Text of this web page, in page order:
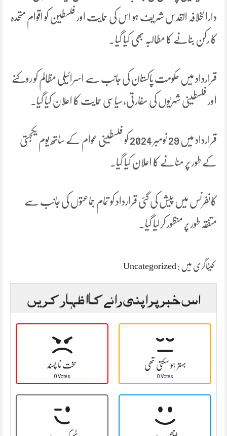
دارالخلافہ القدس شریف ہو اس کی حمایت اور فلسطین کو اقوام متحدہ
کا رکن بنانے کا مطالبہ بھی کیا گیا۔
قرارداد میں حکومت پاکستان کی جانب سے اسرائیلی مظالم کو روکنے
اور فلسطینی شہریوں کی سفارتی،سیاسی حمایت کا اعلان کیا گیا۔
قرارداد میں 29 نومبر 2024 کو فلسطینی عوام کے ساتھ یوم یکجہتی
کے طور پر منانے کا اعلان کیا گیا۔
کانفرنس میں پیش کی گئی قرارداد کو تمام جماعتوں کی جانب سے
متفقہ طور پر منظور کرلیا گیا۔
کیٹاگری میں : Uncategorized
اس خبر پر اپنی رائے کا اظہار کریں
سخت نا پسند
0 Votes
بہتر ہو سکتی تھی
0 Votes